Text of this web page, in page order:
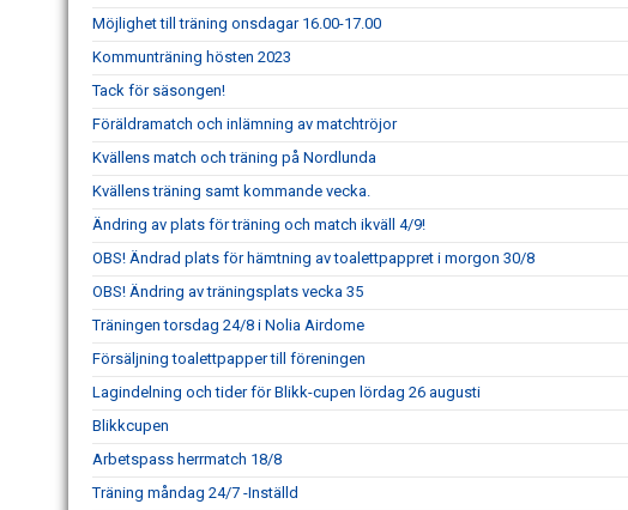
Möjlighet till träning onsdagar 16.00-17.00
Kommunträning hösten 2023
Tack för säsongen!
Föräldramatch och inlämning av matchtröjor
Kvällens match och träning på Nordlunda
Kvällens träning samt kommande vecka.
Ändring av plats för träning och match ikväll 4/9!
OBS! Ändrad plats för hämtning av toalettpappret i morgon 30/8
OBS! Ändring av träningsplats vecka 35
Träningen torsdag 24/8 i Nolia Airdome
Försäljning toalettpapper till föreningen
Lagindelning och tider för Blikk-cupen lördag 26 augusti
Blikkcupen
Arbetspass herrmatch 18/8
Träning måndag 24/7 -Inställd